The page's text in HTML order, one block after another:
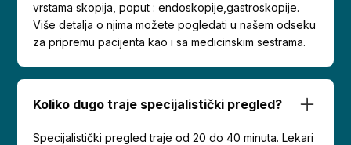
vrstama skopija, poput : endoskopije,gastroskopije.
Više detalja o njima možete pogledati u našem odseku
za pripremu pacijenta kao i sa medicinskim sestrama.
Koliko dugo traje specijalistički pregled?
Specijalistički pregled traje od 20 do 40 minuta. Lekari